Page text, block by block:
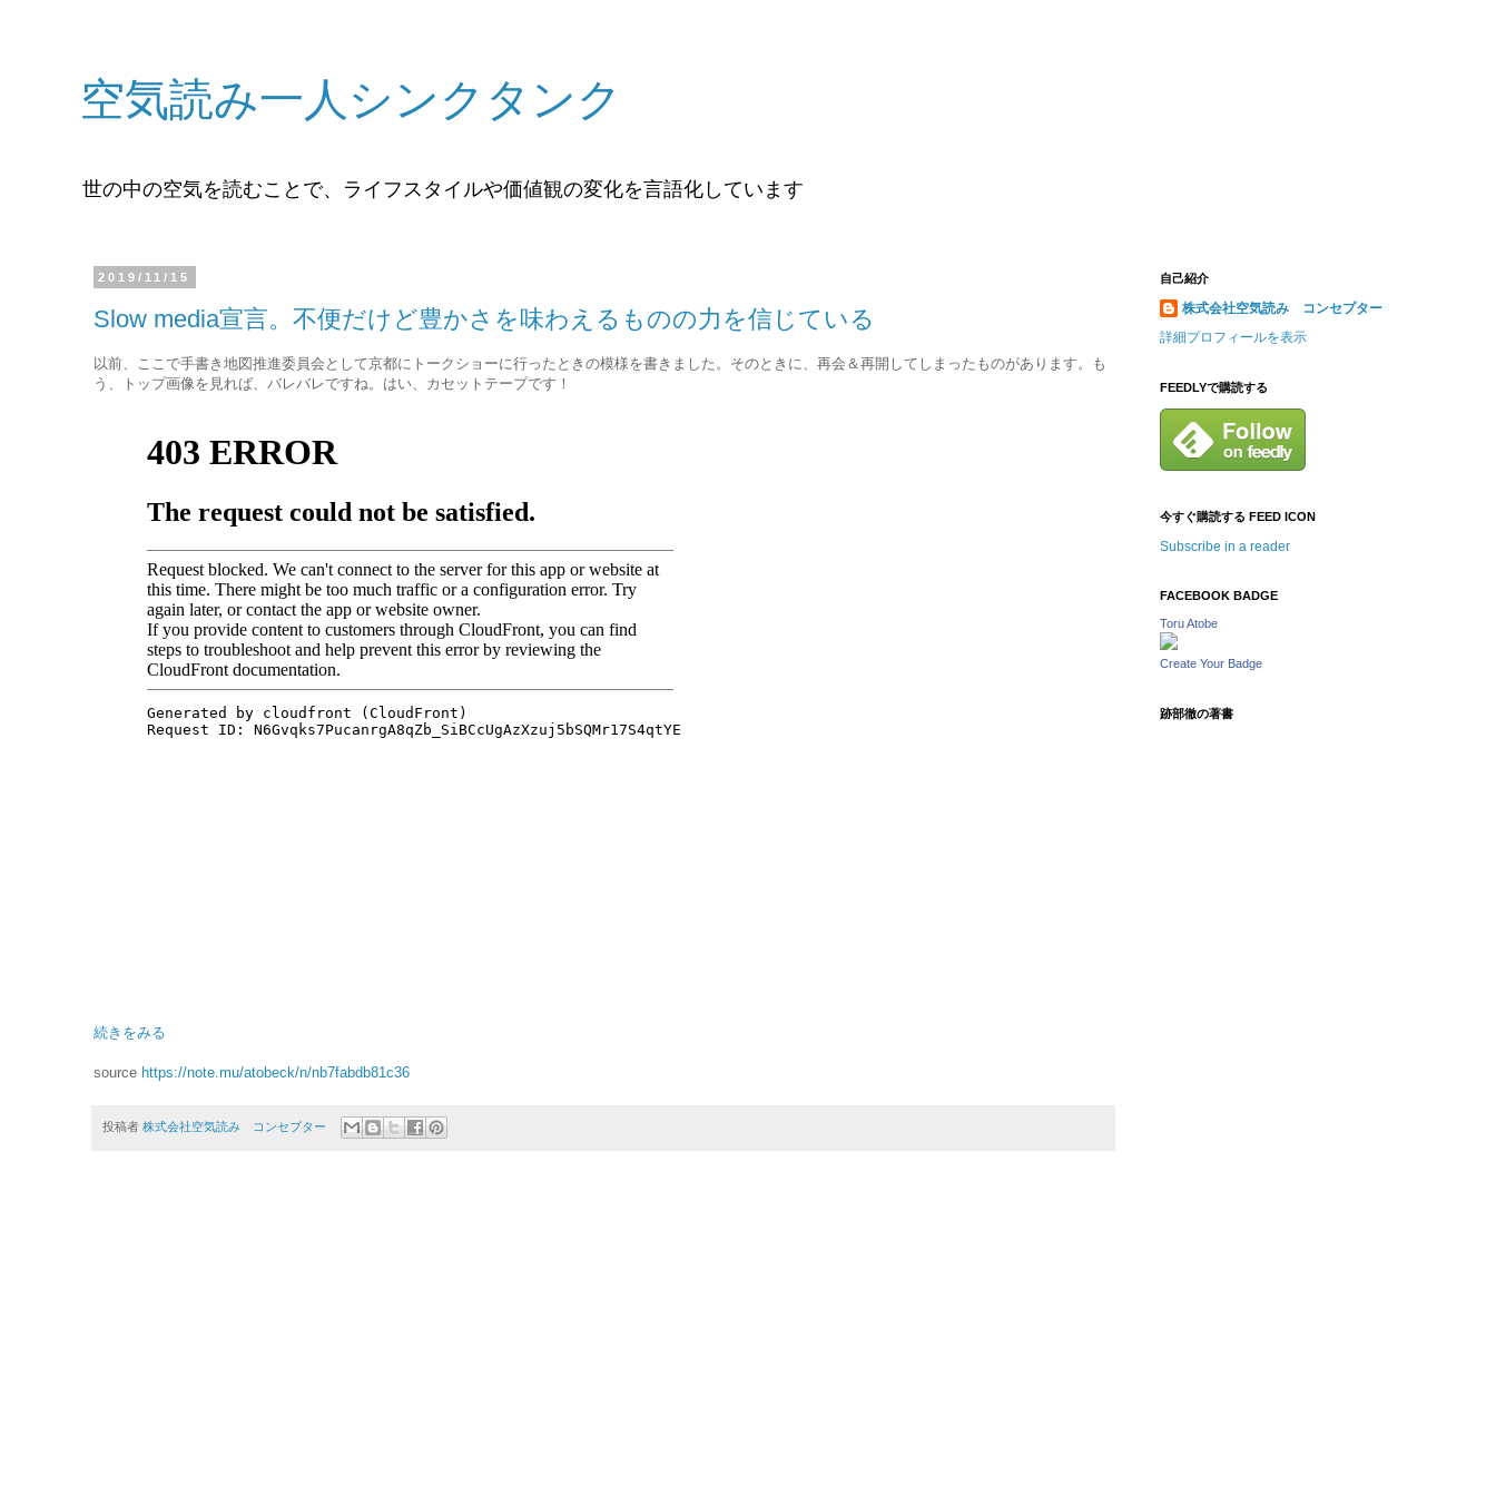
空気読み一人シンクタンク
世の中の空気を読むことで、ライフスタイルや価値観の変化を言語化しています
2019/11/15
Slow media宣言。不便だけど豊かさを味わえるものの力を信じている
以前、ここで手書き地図推進委員会として京都にトークショーに行ったときの模様を書きました。そのときに、再会＆再開してしまったものがあります。も
う、トップ画像を見れば、バレバレですね。はい、カセットテープです！
続きをみる
source https://note.mu/atobeck/n/nb7fabdb81c36
投稿者 株式会社空気読み コンセプター
自己紹介
株式会社空気読み コンセプター
詳細プロフィールを表示
FEEDLYで購読する
今すぐ購読する FEED ICON
Subscribe in a reader
FACEBOOK BADGE
Toru Atobe
Create Your Badge
跡部徹の著書